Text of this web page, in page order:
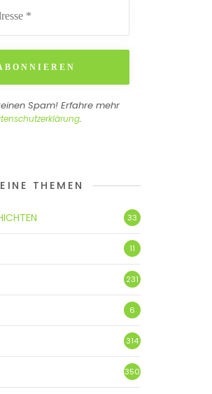
Spam! Erfahre mehr
.
THEMEN
33
11
231
6
314
350